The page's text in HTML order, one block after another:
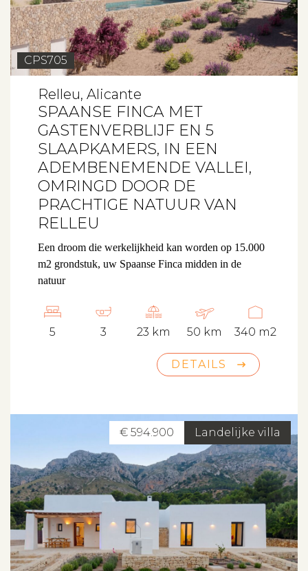
CPS705
Relleu, Alicante
SPAANSE FINCA MET
GASTENVERBLIJF EN 5
SLAAPKAMERS, IN EEN
ADEMBENEMENDE VALLEI,
OMRINGD DOOR DE
PRACHTIGE NATUUR VAN
RELLEU
Een droom die werkelijkheid kan worden op 15.000
m2 grondstuk, uw Spaanse Finca midden in de
natuur
5 3 23 km 50 km 340 m2
DETAILS
Landelijke villa
€ 594.900